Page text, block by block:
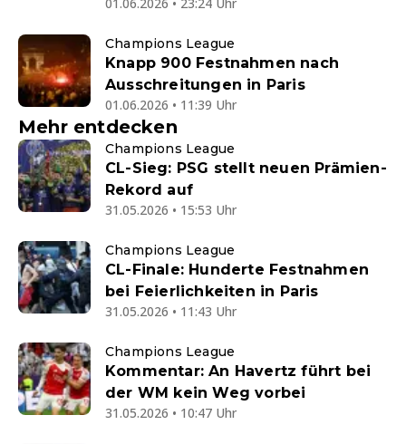
Champions League
Knapp 900 Festnahmen nach
Ausschreitungen in Paris
01.06.2026 • 11:39 Uhr
Mehr entdecken
Champions League
CL-Sieg: PSG stellt neuen Prämien-
Rekord auf
31.05.2026 • 15:53 Uhr
Champions League
CL-Finale: Hunderte Festnahmen
bei Feierlichkeiten in Paris
31.05.2026 • 11:43 Uhr
Champions League
Kommentar: An Havertz führt bei
der WM kein Weg vorbei
31.05.2026 • 10:47 Uhr